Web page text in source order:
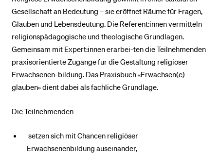
Gesellschaft an Bedeutung – sie eröffnet Räume für Fragen,
Glauben und Lebensdeutung. Die Referent:innen vermitteln
religionspädagogische und theologische Grundlagen.
Gemeinsam mit Expert:innen erarbei-ten die Teilnehmenden
praxisorientierte Zugänge für die Gestaltung religiöser
Erwachsenen-bildung. Das Praxisbuch «Erwachsen(e)
glauben» dient dabei als fachliche Grundlage.
Die Teilnehmenden
setzen sich mit Chancen religiöser
Erwachsenenbildung auseinander,